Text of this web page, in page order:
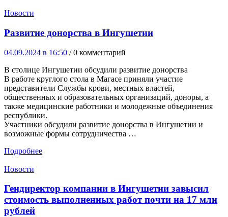
Новости
Развитие донорства в Ингушетии
04.09.2024 в 16:50 / 0 комментарий
В столице Ингушетии обсудили развитие донорства
В работе круглого стола в Магасе приняли участие
представители Службы крови, местных властей,
общественных и образовательных организаций, доноры, а
также медицинские работники и молодежные объединения
республики.
Участники обсудили развитие донорства в Ингушетии и
возможные формы сотрудничества …
Подробнее
Новости
Гендиректор компании в Ингушетии завысил
стоимость выполненных работ почти на 17 млн
рублей